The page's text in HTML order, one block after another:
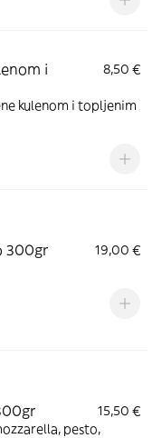
i
8,50 €
i topljenim
300gr
19,00 €
15,50 €
pesto,